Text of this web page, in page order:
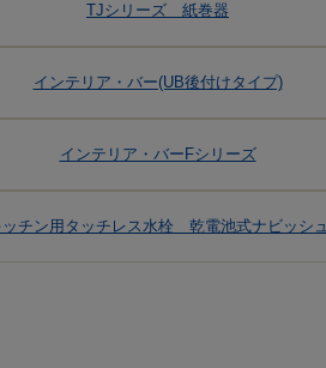
TJシリーズ 紙巻器
インテリア・バー(UB後付けタイプ)
インテリア・バーFシリーズ
ッチン用タッチレス水栓 乾電池式ナビッシ